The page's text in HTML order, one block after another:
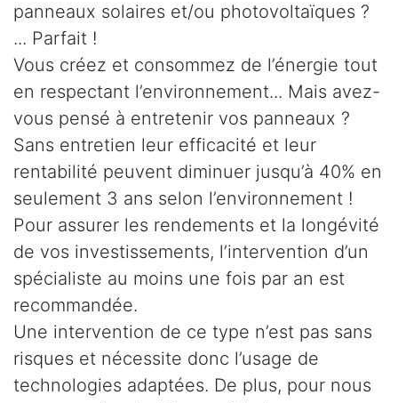
panneaux solaires et/ou photovoltaïques ?
... Parfait !
Vous créez et consommez de l’énergie tout
en respectant l’environnement... Mais avez-
vous pensé à entretenir vos panneaux ?
Sans entretien leur efficacité et leur
rentabilité peuvent diminuer jusqu’à 40% en
seulement 3 ans selon l’environnement !
Pour assurer les rendements et la longévité
de vos investissements, l’intervention d’un
spécialiste au moins une fois par an est
recommandée.
Une intervention de ce type n’est pas sans
risques et nécessite donc l’usage de
technologies adaptées. De plus, pour nous